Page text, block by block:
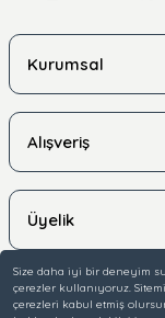
Size daha iyi bir deneyim
çerezler kullanıyoruz.
çerezleri kabul etmiş
Kurumsal
Alışveriş
Üyelik